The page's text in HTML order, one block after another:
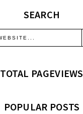
SEARCH
TOTAL PAGEVIEWS
POPULAR POSTS